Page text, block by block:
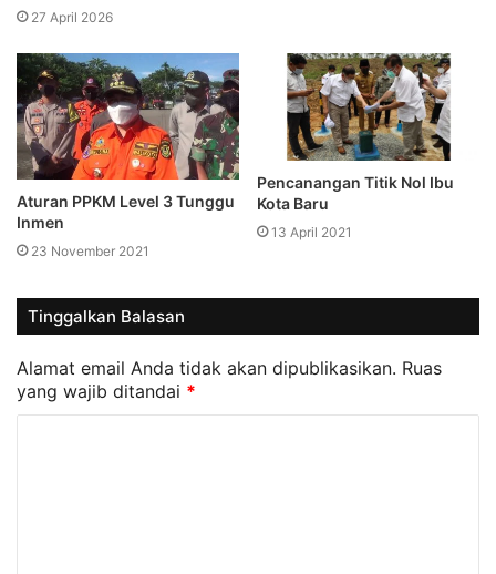
27 April 2026
Aturan PPKM Level 3 Tunggu
Inmen
23 November 2021
Pencanangan Titik Nol Ibu
Kota Baru
13 April 2021
Tinggalkan Balasan
Alamat email Anda tidak akan dipublikasikan. Ruas
yang wajib ditandai *